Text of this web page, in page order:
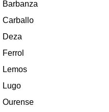
Barbanza
Carballo
Deza
Ferrol
Lemos
Lugo
Ourense